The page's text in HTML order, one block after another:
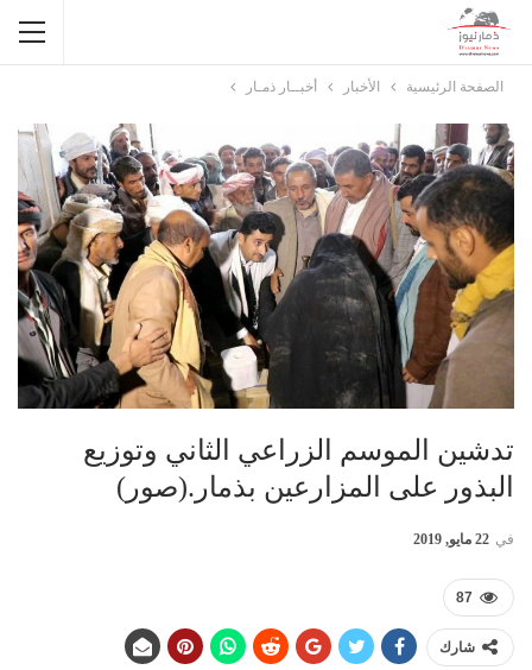
الصفحة الرئيسية الأخبار أخبــار ذمـار
تدشين الموسم الزراعي الثاني وتوزيع
البذور على المزارعين بذمار.(صور)
في 22 مايو, 2019
87
شارك